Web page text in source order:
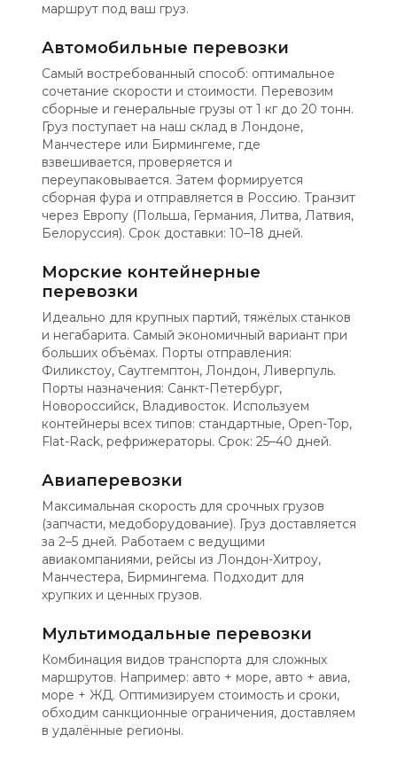
маршрут под ваш груз.
Автомобильные перевозки
Самый востребованный способ: оптимальное
сочетание скорости и стоимости. Перевозим
сборные и генеральные грузы от 1 кг до 20 тонн.
Груз поступает на наш склад в Лондоне,
Манчестере или Бирмингеме, где
взвешивается, проверяется и
переупаковывается. Затем формируется
сборная фура и отправляется в Россию. Транзит
через Европу (Польша, Германия, Литва, Латвия,
Белоруссия). Срок доставки: 10–18 дней.
Морские контейнерные
перевозки
Идеально для крупных партий, тяжёлых станков
и негабарита. Самый экономичный вариант при
больших объёмах. Порты отправления:
Филикстоу, Саутгемптон, Лондон, Ливерпуль.
Порты назначения: Санкт-Петербург,
Новороссийск, Владивосток. Используем
контейнеры всех типов: стандартные, Open-Top,
Flat-Rack, рефрижераторы. Срок: 25–40 дней.
Авиаперевозки
Максимальная скорость для срочных грузов
(запчасти, медоборудование). Груз доставляется
за 2–5 дней. Работаем с ведущими
авиакомпаниями, рейсы из Лондон-Хитроу,
Манчестера, Бирмингема. Подходит для
хрупких и ценных грузов.
Мультимодальные перевозки
Комбинация видов транспорта для сложных
маршрутов. Например: авто + море, авто + авиа,
море + ЖД. Оптимизируем стоимость и сроки,
обходим санкционные ограничения, доставляем
в удалённые регионы.